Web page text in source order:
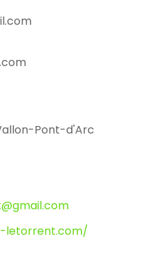
Pont-d'Arc
letorrent.com/